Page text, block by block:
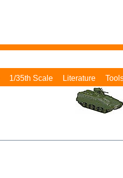
1/35th Scale Literature